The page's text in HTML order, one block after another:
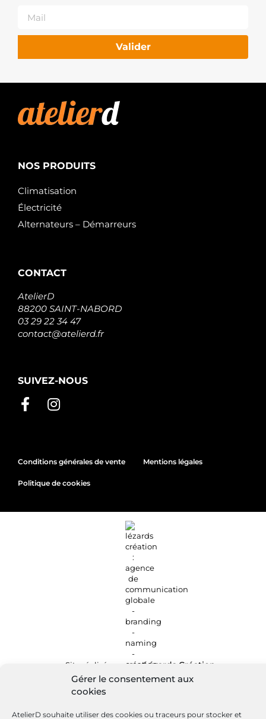
Gérer le consentement aux
cookies
AtelierD souhaite utiliser des cookies ou traceurs pour stocker et
Valider
NOS PRODUITS
Climatisation
Électricité
Alternateurs – Démarreurs
CONTACT
AtelierD
88200 SAINT-NABORD
03 29 22 34 47
contact@atelierd.fr
SUIVEZ-NOUS
Conditions générales de vente Mentions légales
Politique de cookies
Site réalisé par Lézards Création